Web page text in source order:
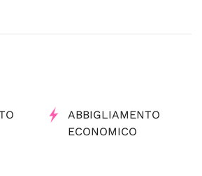
ABBIGLIAMENTO
ECONOMICO